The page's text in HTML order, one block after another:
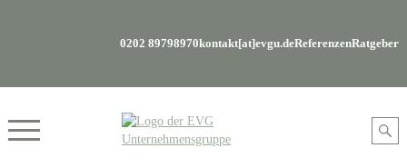
0202 89798970kontakt[at]evgu.deReferenzenRatgeber